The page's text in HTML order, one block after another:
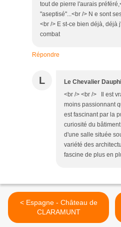
tout de pierre l'aurais
"aseptisé"...<br /> N e sont
<br /> E st-ce bien déjà, déjà
combat
Répondre
L Le Chevalier
<br /> <br /> Il est
moins passionnant
est fascinant par la
curiosité du
d'une salle située
variété des
fascine de plus en
< Espagne - Château de
CLARAMUNT